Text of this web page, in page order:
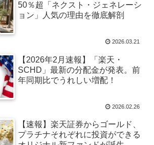
50％超「ネクスト・ジェネレーシ
ョン」人気の理由を徹底解剖
2026.03.21
【2026年2月速報】「楽天・
SCHD」最新の分配金が発表。前
年同期比でうれしい増配！
2026.02.26
【速報】楽天証券からゴールド、
プラチナそれぞれに投資ができる